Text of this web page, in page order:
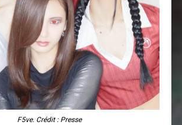
F5ve. Crédit : Presse